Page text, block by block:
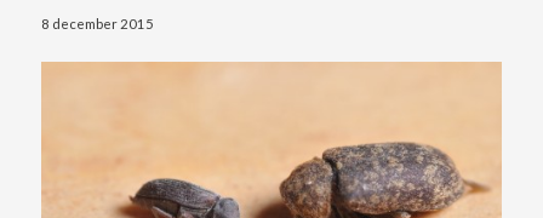
8 december 2015